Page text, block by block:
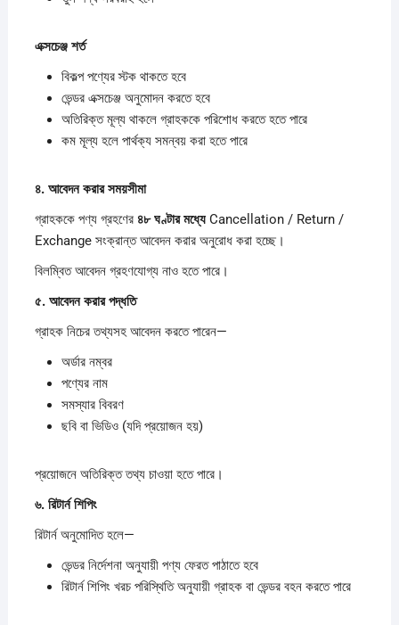
এক্সচেঞ্জ শর্ত
বিকল্প পণ্যের স্টক থাকতে হবে
ভেন্ডর এক্সচেঞ্জ অনুমোদন করতে হবে
অতিরিক্ত মূল্য থাকলে গ্রাহককে পরিশোধ করতে হতে পারে
কম মূল্য হলে পার্থক্য সমন্বয় করা হতে পারে
৪. আবেদনকরারসময়সীমা
গ্রাহককে পণ্য গ্রহণের ৪৮ঘণ্টারমধ্যেCancellation / Return /
Exchange সংক্রান্ত আবেদন করার অনুরোধ করা হচ্ছে।
বিলম্বিত আবেদন গ্রহণযোগ্য নাও হতে পারে।
৫. আবেদনকরারপদ্ধতি
গ্রাহক নিচের তথ্যসহ আবেদন করতে পারেন—
অর্ডার নম্বর
পণ্যের নাম
সমস্যার বিবরণ
ছবি বা ভিডিও (যদি প্রয়োজন হয়)
প্রয়োজনে অতিরিক্ত তথ্য চাওয়া হতে পারে।
৬. রিটার্নশিপিং
রিটার্ন অনুমোদিত হলে—
ভেন্ডর নির্দেশনা অনুযায়ী পণ্য ফেরত পাঠাতে হবে
রিটার্ন শিপিং খরচ পরিস্থিতি অনুযায়ী গ্রাহক বা ভেন্ডর বহন করতে পারে